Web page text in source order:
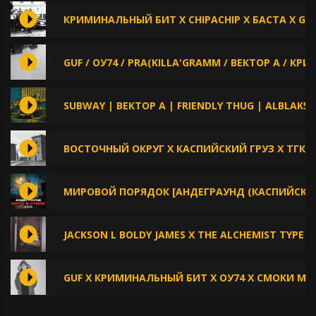
КРИМИНАЛЬНЫЙ БИТ X CHIPACHIP X БАСТА X
GUF / ОУ74 / PRA(KILLA'GRAMM / ВЕКТОР А /
SUBWAY | ВЕКТОР А | FRIENDLY THUG | ALBLAK52
ВОСТОЧНЫЙ ОКРУГ X КАСПИЙСКИЙ ГРУЗ X ТГК
МИРОВОЙ ПОРЯДОК [АНДЕГРАУНД
JACKSON L BOLDY JAMES X THE ALCHEMIST TYPE
GUF X КРИМИНАЛЬНЫЙ БИТ X ОУ74 X СМОКИ МО